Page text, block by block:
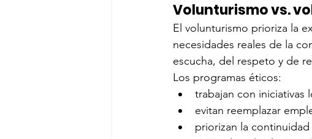
Volunturismo vs.
El volunturismo prioriza la
necesidades reales de la
escucha, del respeto y de
Los programas éticos:
trabajan con iniciativas
evitan reemplazar
priorizan la